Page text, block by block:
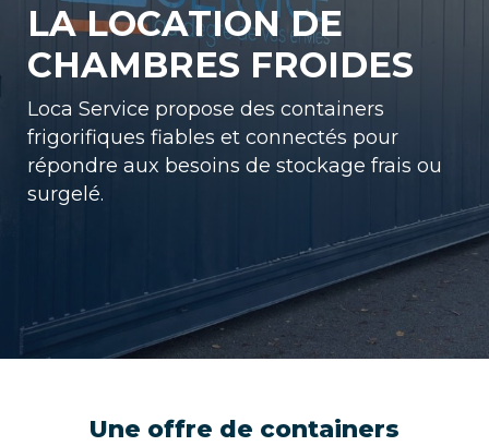
LA LOCATIONDE
CHAMBRES FROIDES
Loca Service propose des containers
frigorifiques fiables et connectés pour
répondre aux besoins de stockage frais ou
surgelé.
Une offre de containers